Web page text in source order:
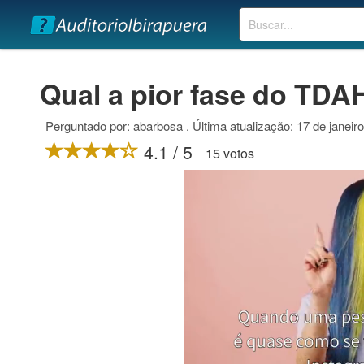
Buscar
Qual a pior fase do
Perguntado por: abarbosa . Última atualização: 17 de
4.1 / 5 15 votos